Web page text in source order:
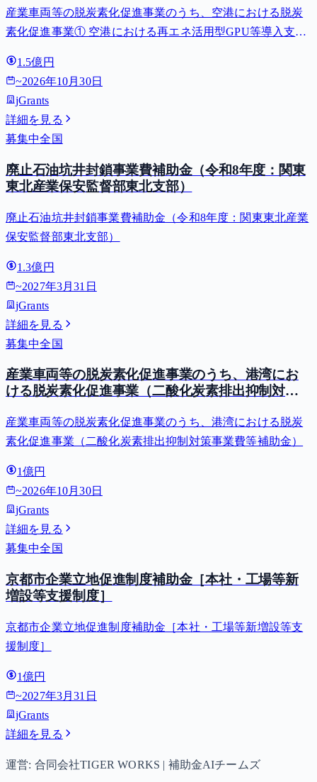
費等補助金）
産業車両等の脱炭素化促進事業のうち、空港における脱炭
素化促進事業① 空港における再エネ活用型GPU等導入支援
1.5億円
~2026年10月30日
jGrants
詳細を見る
募集中全国
廃止石油坑井封鎖事業費補助金（令和8年度：関東
東北産業保安監督部東北支部）
廃止石油坑井封鎖事業費補助金（令和8年度：関東東北産業
保安監督部東北支部）
1.3億円
~2027年3月31日
jGrants
詳細を見る
募集中全国
産業車両等の脱炭素化促進事業のうち、港湾にお
ける脱炭素化促進事業（二酸化炭素排出抑制対策
産業車両等の脱炭素化促進事業のうち、港湾における脱炭
素化促進事業（二酸化炭素排出抑制対策事業費等補助金）
1億円
~2026年10月30日
jGrants
詳細を見る
募集中全国
京都市企業立地促進制度補助金［本社・工場等新
増設等支援制度］
京都市企業立地促進制度補助金［本社・工場等新増設等支
援制度］
1億円
~2027年3月31日
jGrants
詳細を見る
運営: 合同会社TIGER WORKS | 補助金AIチームズ